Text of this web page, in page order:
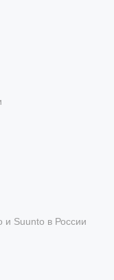
Suunto в России